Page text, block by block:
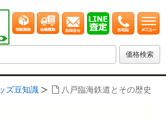
ズ豆知識 八戸臨海鉄道とその歴史